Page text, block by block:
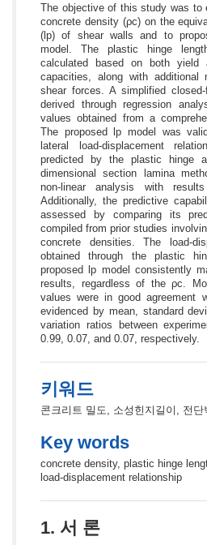
The objective of this study was to
concrete density (ρc) on the
(lp) of shear walls and to
model. The plastic hinge
calculated based on both yield
capacities, along with additional
shear forces. A simplified
derived through regression
values obtained from a
The proposed lp model was
lateral load-displacement
predicted by the plastic hinge
dimensional section lamina
non-linear analysis with
Additionally, the predictive
assessed by comparing its
compiled from prior studies
concrete densities. The load-
obtained through the plastic
proposed lp model consistently
results, regardless of the ρc.
values were in good agreement
evidenced by mean, standard
variation ratios between
0.99, 0.07, and 0.07, respectively.
키워드
콘크리트 밀도, 소성힌지길이, 전단
Key words
concrete density, plastic hinge
load-displacement relationship
1. 서 론